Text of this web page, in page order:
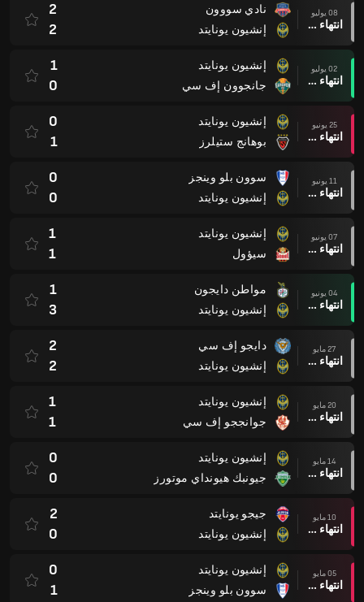
08 يوليو
انتهاء وقت المباراة
نادي سووون
إنشيون يونايتد
2
2
02 يوليو
انتهاء وقت المباراة
إنشيون يونايتد
جانجوون إف سي
1
0
25 يونيو
انتهاء وقت المباراة
إنشيون يونايتد
بوهانج ستيلرز
0
1
11 يونيو
انتهاء وقت المباراة
سوون بلو وينجز
إنشيون يونايتد
0
0
07 يونيو
انتهاء وقت المباراة
إنشيون يونايتد
سيؤول
1
1
04 يونيو
انتهاء وقت المباراة
مواطن دايجون
إنشيون يونايتد
1
3
27 مايو
انتهاء وقت المباراة
دايجو إف سي
إنشيون يونايتد
2
2
20 مايو
انتهاء وقت المباراة
إنشيون يونايتد
جوانججو إف سي
1
1
14 مايو
انتهاء وقت المباراة
إنشيون يونايتد
جيونبك هيونداي موتورز
0
0
10 مايو
انتهاء وقت المباراة
جيجو يونايتد
إنشيون يونايتد
2
0
05 مايو
انتهاء وقت المباراة
إنشيون يونايتد
سوون بلو وينجز
0
1